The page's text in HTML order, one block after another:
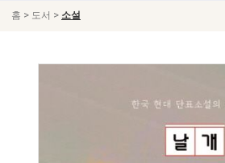
홈 > 도서 > 소설